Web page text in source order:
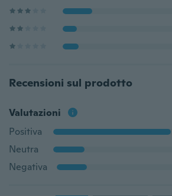
Recensioni sul prodotto
Valutazioni
Positiva
Neutra
Negativa